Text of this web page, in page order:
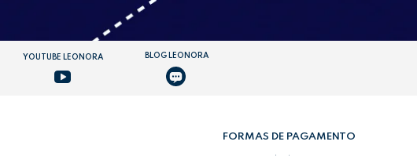
YOUTUBE LEONORA BLOG LEONORA
FORMAS DE PAGAMENTO